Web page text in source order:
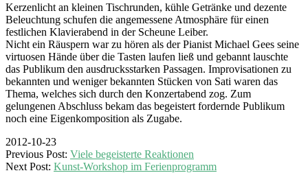
Kerzenlicht an kleinen Tischrunden, kühle Getränke und dezente
Beleuchtung schufen die angemessene Atmosphäre für einen
festlichen Klavierabend in der Scheune Leiber.
Nicht ein Räuspern war zu hören als der Pianist Michael Gees seine
virtuosen Hände über die Tasten laufen ließ und gebannt lauschte
das Publikum den ausdrucksstarken Passagen. Improvisationen zu
bekannten und weniger bekannten Stücken von Sati waren das
Thema, welches sich durch den Konzertabend zog. Zum
gelungenen Abschluss bekam das begeistert fordernde Publikum
noch eine Eigenkomposition als Zugabe.
2012-10-23
Previous Post: Viele begeisterte Reaktionen
Next Post: Kunst-Workshop im Ferienprogramm